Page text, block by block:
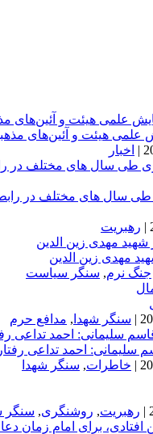
هیئت و آئین‌های
| اخبار
طی سال های مختلف در
| رهبریت
جنگ نرم, سنگر سیاست
| سنگر شهدا , مدافع حرم
سلیمانی: احمد تداعی
| خاطرات, سنگر شهدا
| رهبریت, روشنگری, سنگر